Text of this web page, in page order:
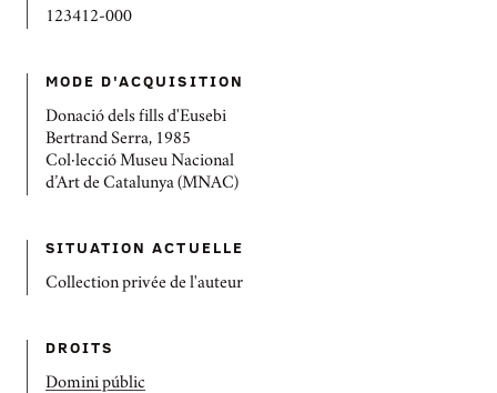
123412-000
MODE D'ACQUISITION
Donació dels fills d'Eusebi
Bertrand Serra, 1985
Col·lecció Museu Nacional
d’Art de Catalunya (MNAC)
SITUATION ACTUELLE
Collection privée de l'auteur
DROITS
Domini públic